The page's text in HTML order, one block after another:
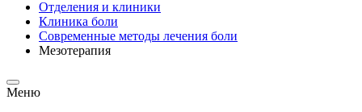
Отделения и клиники
Клиника боли
Современные методы лечения боли
Мезотерапия
Меню